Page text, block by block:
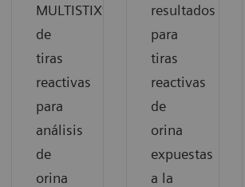
MULTISTIX®
de
tiras
reactivas
para
análisis
de
orina
resultados
para
tiras
reactivas
de
orina
expuestas
a la